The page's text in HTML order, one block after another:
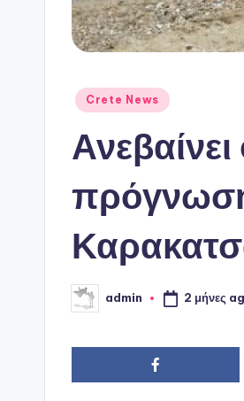
Αναρτήθηκε
Crete News
Συγγραφέας:
admin 2 μήνες